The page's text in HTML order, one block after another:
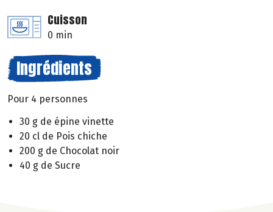
Cuisson
0 min
Ingrédients
Pour 4 personnes
30 g de épine vinette
20 cl de Pois chiche
200 g de Chocolat noir
40 g de Sucre